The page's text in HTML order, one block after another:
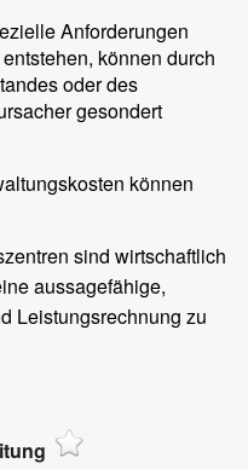
Anforderungen
können durch
oder des
gesondert
können
sind wirtschaftlich
aussagefähige,
Leistungsrechnung zu